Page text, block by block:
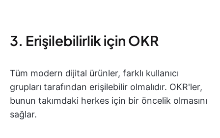
3. Erişilebilirlik için OKR
Tüm modern dijital ürünler, farklı kullanıcı
grupları tarafından erişilebilir olmalıdır. OKR'ler,
bunun takımdaki herkes için bir öncelik olmasını
sağlar.